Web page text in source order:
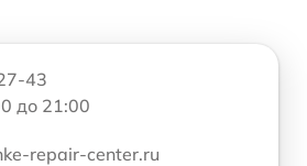
43
до 21:00
repair-center.ru